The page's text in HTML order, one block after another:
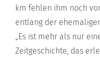
km fehlen ihm noch
entlang der
„Es ist mehr als nur
Zeitgeschichte, das